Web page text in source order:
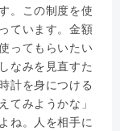
。この制度を使
ています。金額
ってもらいたい
なみを見直すた
計を身につける
てみようかな」
ね。人を相手に